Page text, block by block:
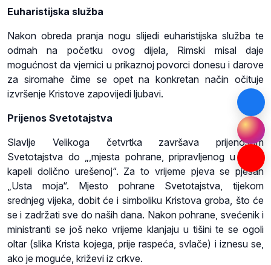
Euharistijska služba
Nakon obreda pranja nogu slijedi euharistijska služba te
odmah na početku ovog dijela, Rimski misal daje
mogućnost da vjernici u prikaznoj povorci donesu i darove
za siromahe čime se opet na konkretan način očituje
izvršenje Kristove zapovijedi ljubavi.
Prijenos Svetotajstva
Slavlje Velikoga četvrtka završava prijenosom
Svetotajstva do „,mjesta pohrane, pripravljenog u nekoj
kapeli dolično urešenoj“. Za to vrijeme pjeva se pjesan
„Usta moja“. Mjesto pohrane Svetotajstva, tijekom
srednjeg vijeka, dobit će i simboliku Kristova groba, što će
se i zadržati sve do naših dana. Nakon pohrane, svećenik i
ministranti se još neko vrijeme klanjaju u tišini te se ogoli
oltar (slika Krista kojega, prije raspeća, svlače) i iznesu se,
ako je moguće, križevi iz crkve.